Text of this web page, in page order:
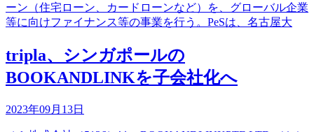
ーン（住宅ローン、カードローンなど）を、グローバル企業
等に向けファイナンス等の事業を行う。PeSは、名古屋大
tripla、シンガポールの
BOOKANDLINKを子会社化へ
2023年09月13日